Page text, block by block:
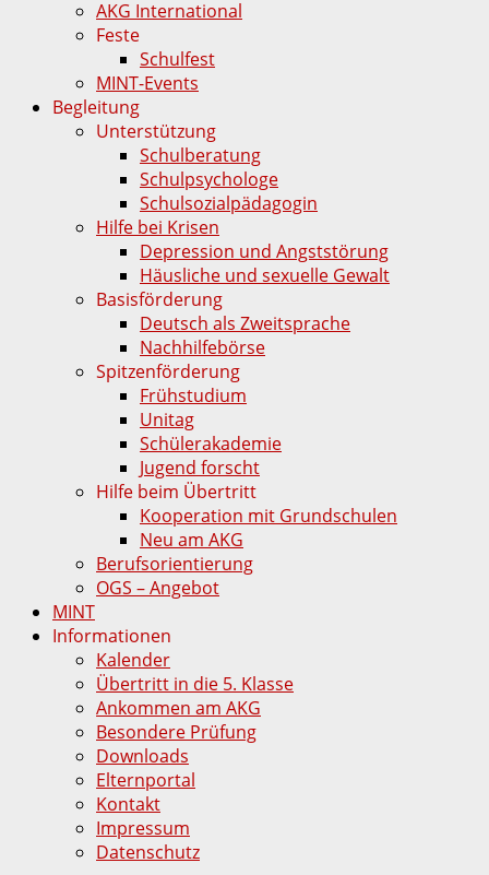
AKG International
Feste
Schulfest
MINT-Events
Begleitung
Unterstützung
Schulberatung
Schulpsychologe
Schulsozialpädagogin
Hilfe bei Krisen
Depression und Angststörung
Häusliche und sexuelle Gewalt
Basisförderung
Deutsch als Zweitsprache
Nachhilfebörse
Spitzenförderung
Frühstudium
Unitag
Schülerakademie
Jugend forscht
Hilfe beim Übertritt
Kooperation mit Grundschulen
Neu am AKG
Berufsorientierung
OGS – Angebot
MINT
Informationen
Kalender
Übertritt in die 5. Klasse
Ankommen am AKG
Besondere Prüfung
Downloads
Elternportal
Kontakt
Impressum
Datenschutz